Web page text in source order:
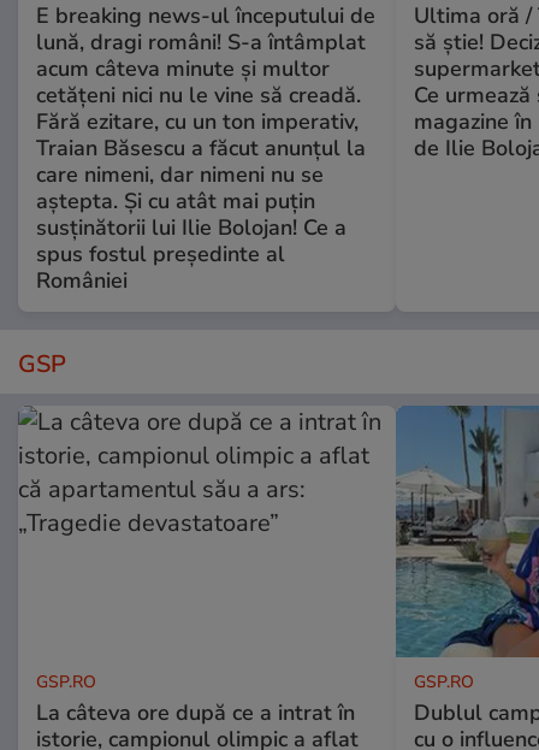
E breaking news-ul începutului de
lună, dragi români! S-a întâmplat
acum câteva minute și multor
cetățeni nici nu le vine să creadă.
Fără ezitare, cu un ton imperativ,
Traian Băsescu a făcut anunțul la
care nimeni, dar nimeni nu se
aștepta. Și cu atât mai puțin
susținătorii lui Ilie Bolojan! Ce a
spus fostul președinte al
României
Ultima oră /
să știe!
Ce
magazine
de Ilie
GSP
GSP.RO
La câteva ore după ce a intrat în
istorie, campionul olimpic a aflat
GSP.RO
Dublul
cu o